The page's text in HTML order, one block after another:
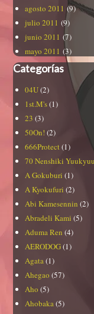
agosto 2011 (9)
julio 2011 (9)
junio 2011 (7)
mayo 2011 (3)
Categorías
04U(2)
1st.M's(1)
23 (3)
50On! (2)
666Protect (1)
70 Nenshiki
A Gokuburi (1)
A Kyokufuri (2)
Abi Kamesennin (2)
Abradeli Kami (5)
Aduma Ren (4)
AERODOG(1)
Agata(1)
Ahegao (57)
Aho (5)
Ahobaka(5)